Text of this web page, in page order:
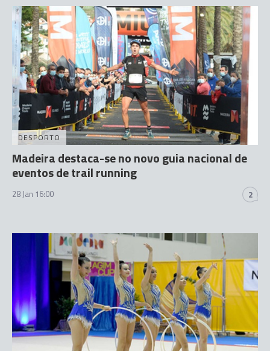
DESPORTO
Madeira destaca-se no novo guia nacional de
eventos de trail running
28 Jan 16:00 2